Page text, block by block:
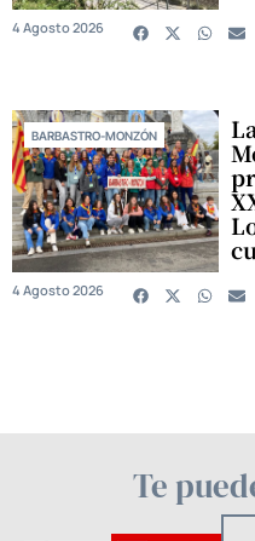
4 Agosto 2026
BARBASTRO-MONZÓN
4 Agosto 2026
Te